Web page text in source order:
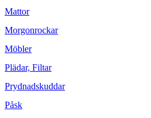
Mattor
Morgonrockar
Möbler
Plädar, Filtar
Prydnadskuddar
Påsk